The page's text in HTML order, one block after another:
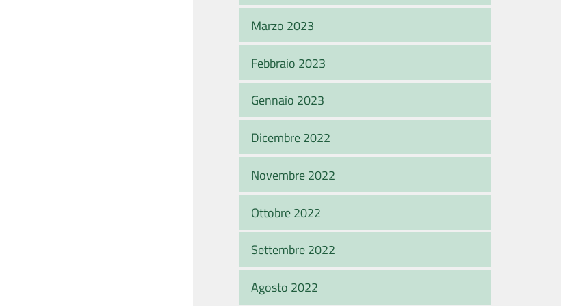
Marzo 2023
Febbraio 2023
Gennaio 2023
Dicembre 2022
Novembre 2022
Ottobre 2022
Settembre 2022
Agosto 2022